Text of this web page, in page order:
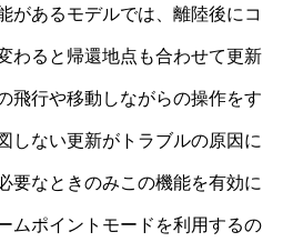
があるモデルでは、離陸後にコ
わると帰還地点も合わせて更新
飛行や移動しながらの操作をす
しない更新がトラブルの原因に
要なときのみこの機能を有効に
ムポイントモードを利用するの